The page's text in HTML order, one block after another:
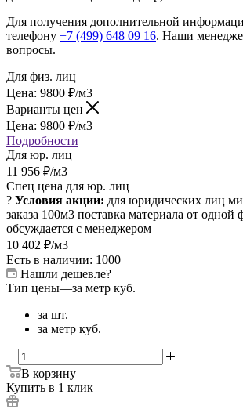
Для получения дополнительной
телефону +7 (499) 648 09 16. Наши
вопросы.
Для физ. лиц
Цена: 9800 ₽/м3
Варианты цен
Цена: 9800 ₽/м3
Подробности
Для юр. лиц
11 956 ₽/м3
Спец цена для юр. лиц
? Условия акции: для юридических лиц
заказа 100м3 поставка материала от одной
обсуждается с менеджером
10 402 ₽/м3
Есть в наличии: 1000
Нашли дешевле?
Тип цены—за метр куб.
за шт.
за метр куб.
В корзину
Купить в 1 клик